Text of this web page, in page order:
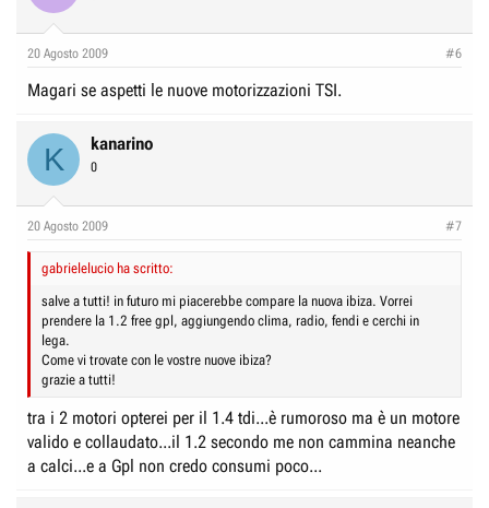
20 Agosto 2009 #6
Magari se aspetti le nuove motorizzazioni TSI.
K kanarino
0
20 Agosto 2009 #7
gabrielelucio ha scritto:
salve a tutti! in futuro mi piacerebbe compare la nuova ibiza. Vorrei
prendere la 1.2 free gpl, aggiungendo clima, radio, fendi e cerchi in
lega.
Come vi trovate con le vostre nuove ibiza?
grazie a tutti!
tra i 2 motori opterei per il 1.4 tdi...è rumoroso ma è un motore
valido e collaudato...il 1.2 secondo me non cammina neanche
a calci...e a Gpl non credo consumi poco...